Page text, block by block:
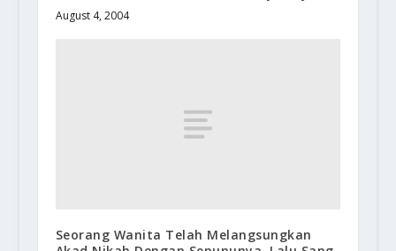
August 4, 2004
Seorang Wanita Telah Melangsungkan